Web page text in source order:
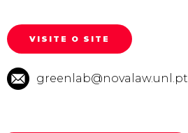
VISITE O SITE
greenlab@novalaw.unl.pt